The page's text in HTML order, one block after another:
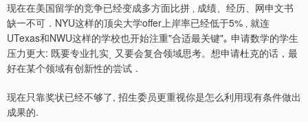
现在在美国留学的竞争已经变成多方面比拼 ‚ 成绩、经历、网申文书
缺一不可．NYU这样的顶尖大学offer上岸率已经低于5% ‚ 就连
UTexas和NWU这样的学校也开始注重"合适最关键"｡ 申请数学的学生
压力更大: 既要专业扎实͵ 又要会复合领域思考。想申请杜克的话，最
好在某个领域有创新性的尝试．
现在只靠奖状已经不够了, 招生委员更重视你是怎么利用现有条件做出
成果的.